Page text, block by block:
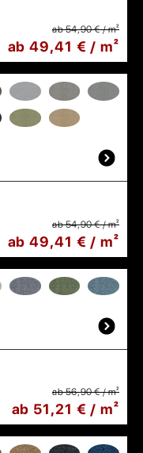
ab 54,90 € / m²
ab 49,41 € / m²
ab 54,90 € / m²
ab 49,41 € / m²
ab 56,90 € / m²
ab 51,21 € / m²